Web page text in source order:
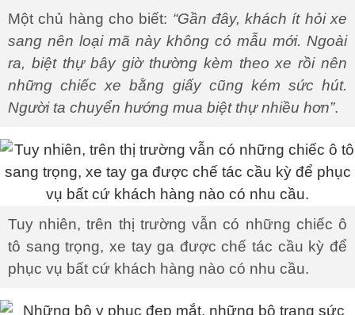
Một chủ hàng cho biết: “Gần đây, khách ít hỏi xe
sang nên loại mã này không có mẫu mới. Ngoài
ra, biệt thự bây giờ thường kèm theo xe rồi nên
những chiếc xe bằng giấy cũng kém sức hút.
Người ta chuyển hướng mua biệt thự nhiều hơn”.
Tuy nhiên, trên thị trường vẫn có những chiếc ô
tô sang trọng, xe tay ga được chế tác cầu kỳ để
phục vụ bất cứ khách hàng nào có nhu cầu.